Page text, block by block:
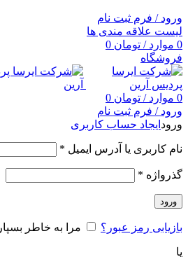
ورود / فرم ثبت نام
لیست علاقه مندی ها
0 موارد / تومان
فروشگاه
0 موارد / تومان
ورود / فرم ثبت نام
ورود ایجاد حساب کاربری
نام کاربری یا آدرس ایمیل *
گذرواژه *
ورود
بازیابی رمز عبور؟ مرا به خاطر بسپار
یا